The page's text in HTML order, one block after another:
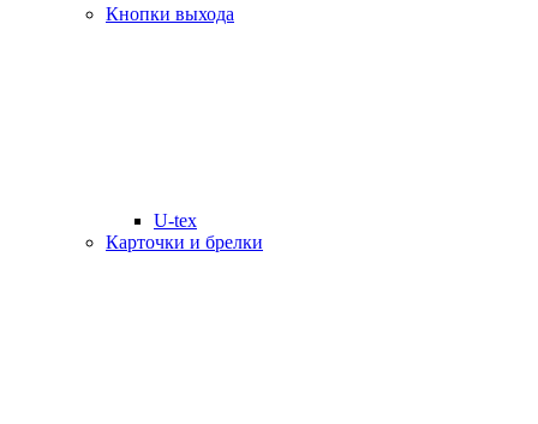
Кнопки выхода
U-tex
Карточки и брелки